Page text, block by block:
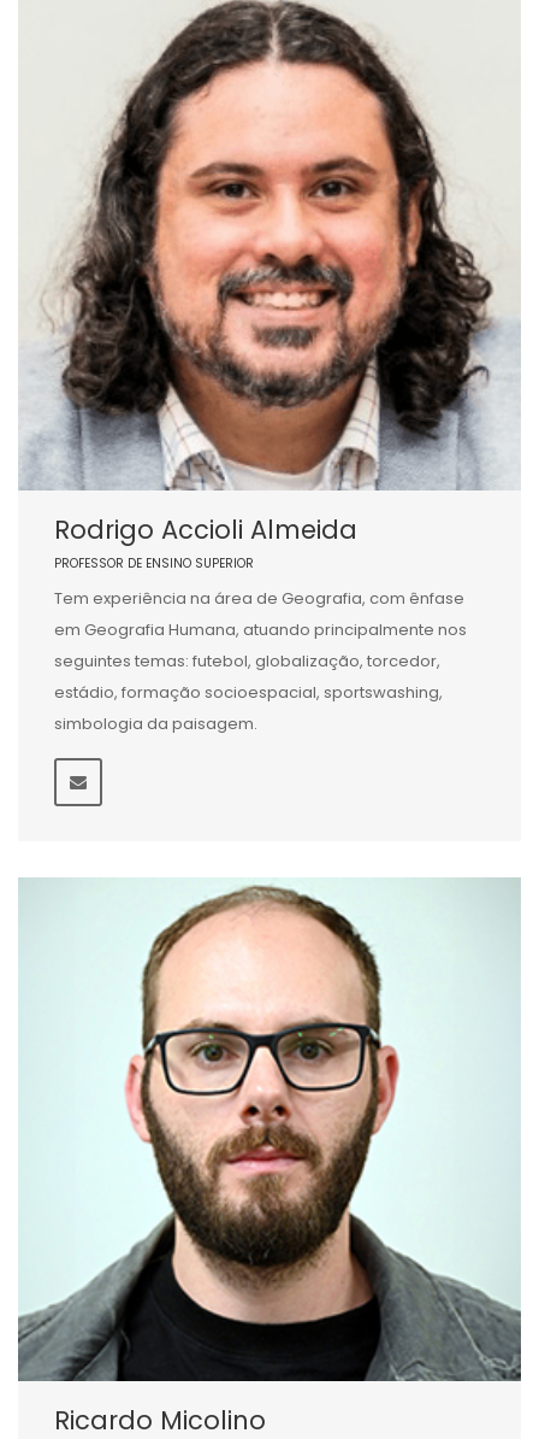
Rodrigo Accioli Almeida
PROFESSOR DE ENSINO SUPERIOR
Tem experiência na área de Geografia, com ênfase
em Geografia Humana, atuando principalmente nos
seguintes temas: futebol, globalização, torcedor,
estádio, formação socioespacial, sportswashing,
simbologia da paisagem.
Ricardo Micolino